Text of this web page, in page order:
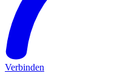
Verbinden